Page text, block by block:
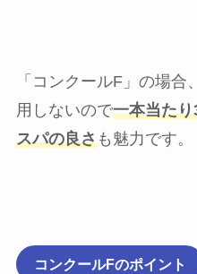
「コンクールF」の場
用しないので一本当た
スパの良さも魅力です。
コンクールFのポイント